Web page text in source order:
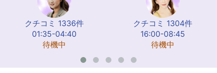
クチコミ 1336件
01:35-04:40
待機中
クチコミ 1304件
16:00-08:45
待機中